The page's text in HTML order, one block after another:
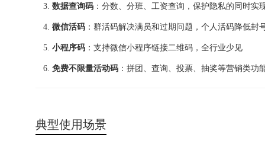
数据查询码 ：分数、分班、工资查询，保护隐私的同时实
微信活码 ：群活码解决满员和过期问题，个人活码降低封
小程序码 ：支持微信小程序链接二维码，全行业少见
免费不限量活动码 ：拼团、查询、投票、抽奖等营销类功
典型使用场景